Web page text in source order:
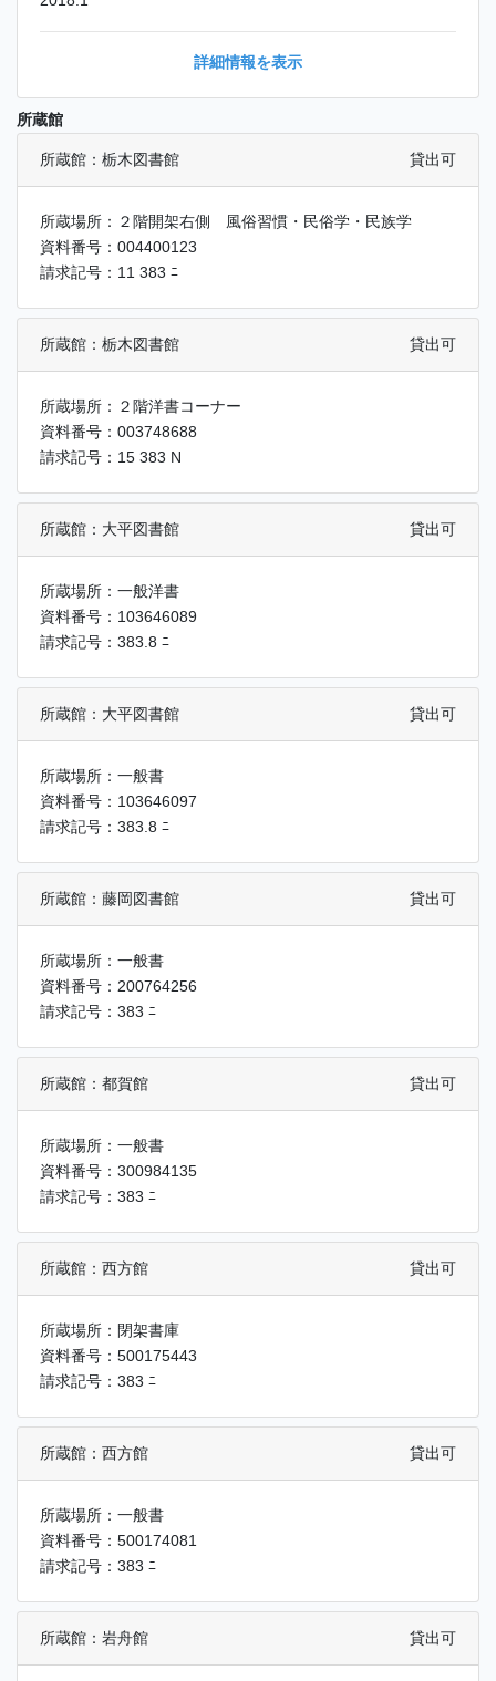
詳細情報を表示
所蔵館
所蔵館：栃木図書館 貸出可
所蔵場所：２階開架右側 風俗習慣・民俗学・民族学
資料番号：004400123
請求記号：11 383 ﾆ
所蔵館：栃木図書館 貸出可
所蔵場所：２階洋書コーナー
資料番号：003748688
請求記号：15 383 N
所蔵館：大平図書館 貸出可
所蔵場所：一般洋書
資料番号：103646089
請求記号：383.8 ﾆ
所蔵館：大平図書館 貸出可
所蔵場所：一般書
資料番号：103646097
請求記号：383.8 ﾆ
所蔵館：藤岡図書館 貸出可
所蔵場所：一般書
資料番号：200764256
請求記号：383 ﾆ
所蔵館：都賀館 貸出可
所蔵場所：一般書
資料番号：300984135
請求記号：383 ﾆ
所蔵館：西方館 貸出可
所蔵場所：閉架書庫
資料番号：500175443
請求記号：383 ﾆ
所蔵館：西方館 貸出可
所蔵場所：一般書
資料番号：500174081
請求記号：383 ﾆ
所蔵館：岩舟館 貸出可